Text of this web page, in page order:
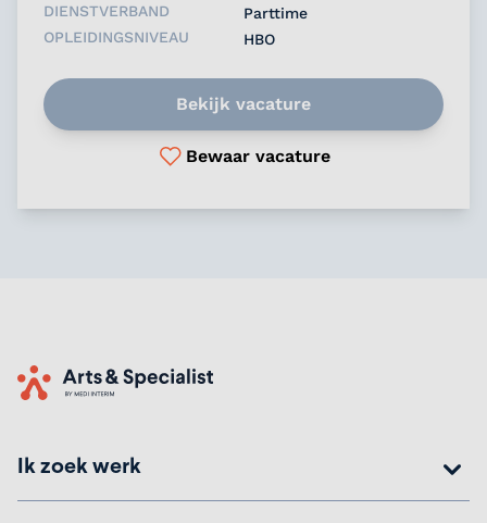
DIENSTVERBAND
Parttime
OPLEIDINGSNIVEAU
HBO
Bekijk vacature
Bewaar vacature
Home
Ik zoek werk